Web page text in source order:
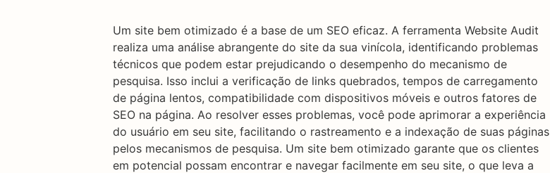
Um site bem otimizado é a base de um SEO eficaz. A ferramenta Website Audit
realiza uma análise abrangente do site da sua vinícola, identificando problemas
técnicos que podem estar prejudicando o desempenho do mecanismo de
pesquisa. Isso inclui a verificação de links quebrados, tempos de carregamento
de página lentos, compatibilidade com dispositivos móveis e outros fatores de
SEO na página. Ao resolver esses problemas, você pode aprimorar a experiência
do usuário em seu site, facilitando o rastreamento e a indexação de suas páginas
pelos mecanismos de pesquisa. Um site bem otimizado garante que os clientes
em potencial possam encontrar e navegar facilmente em seu site, o que leva a